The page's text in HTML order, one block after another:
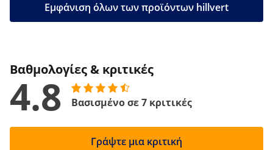
Εμφάνιση όλων των προϊόντων hillvert
Βαθμολογίες & κριτικές
4.8 Βασισμένο σε 7 κριτικές
Γράψτε μια κριτική